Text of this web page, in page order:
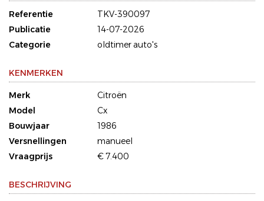
Referentie
TKV-390097
Publicatie
14-07-2026
Categorie
oldtimer auto's
KENMERKEN
Merk
Citroën
Model
Cx
Bouwjaar
1986
Versnellingen
manueel
Vraagprijs
€ 7.400
BESCHRIJVING